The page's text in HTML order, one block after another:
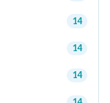
14
14
14